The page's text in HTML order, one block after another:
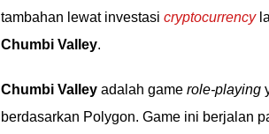
tambahan lewat investasi cryptocurrency
Chumbi Valley.
Chumbi Valley adalah game role-playing
berdasarkan Polygon. Game ini berjalan